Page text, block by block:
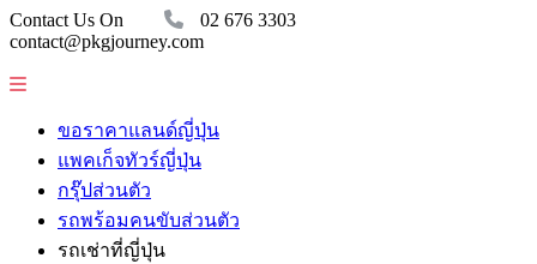
Contact Us On
02 676 3303
contact@pkgjourney.com
ขอราคาแลนด์ญี่ปุ่น
แพคเก็จทัวร์ญี่ปุ่น
กรุ๊ปส่วนตัว
รถพร้อมคนขับส่วนตัว
รถเช่าที่ญี่ปุ่น